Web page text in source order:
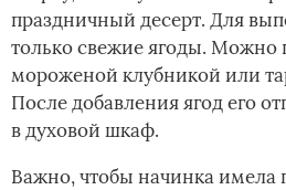
праздничный десерт. Для
только свежие ягоды. Можно
мороженой клубникой или
После добавления ягод его
в духовой шкаф.
Важно, чтобы начинка имела